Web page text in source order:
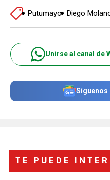
Putumayo Diego
Unirse al canal de
Síguenos
TE PUEDE